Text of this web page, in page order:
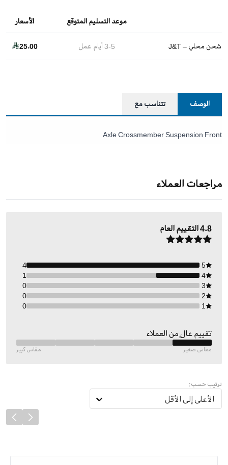
موعد التسليم المتوقع الأسعار
شحن محلي – J&T 3-5أيام عمل 25.00
الوصف تتناسب مع
Axle Crossmember Suspension Front
مراجعات العملاء
4.8التقييم العام
5
4
4
1
3
0
2
0
1
0
تقييم عالٍ من العملاء
مقاس صغير مقاس كبير
ترتيب حسب:
الأعلى إلى الأقل